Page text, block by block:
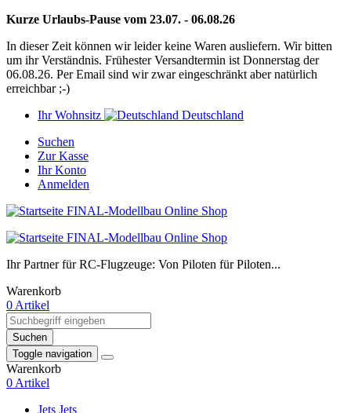
Kurze Urlaubs-Pause vom 23.07. - 06.08.26
In dieser Zeit können wir leider keine Waren ausliefern. Wir bitten
um ihr Verständnis. Frühester Versandtermin ist Donnerstag der
06.08.26. Per Email sind wir zwar eingeschränkt aber natürlich
erreichbar ;-)
Ihr Wohnsitz
Deutschland
Suchen
Zur Kasse
Ihr Konto
Anmelden
Ihr Partner für RC-Flugzeuge: Von Piloten für Piloten...
Warenkorb
0 Artikel
Suchen
Toggle navigation
Warenkorb
0 Artikel
Jets Jets